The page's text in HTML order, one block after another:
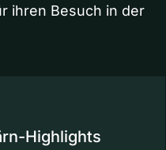
ihren Besuch in der
Highlights